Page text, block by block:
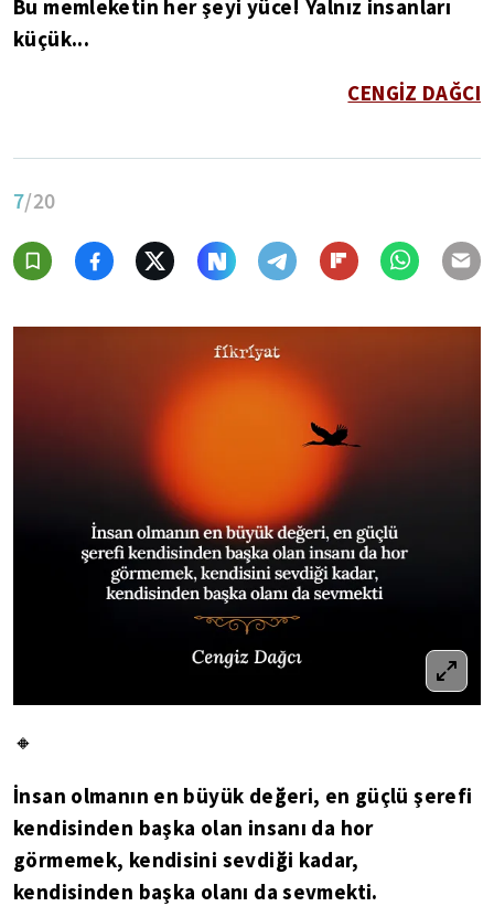
Bu memleketin her şeyi yüce! Yalnız insanları
küçük...
CENGİZ DAĞCI
7/20
🔸
İnsan olmanın en büyük değeri, en güçlü şerefi
kendisinden başka olan insanı da hor
görmemek, kendisini sevdiği kadar,
kendisinden başka olanı da sevmekti.